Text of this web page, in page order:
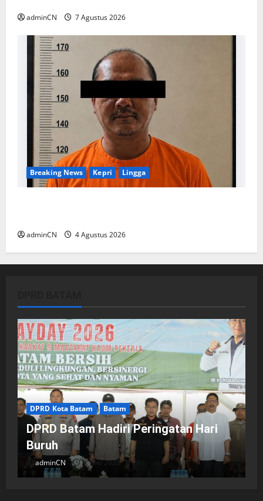
adminCN 7 Agustus 2026
Breaking News Kepri Lingga
adminCN 4 Agustus 2026
DPRD Kota Batam Batam
DPRD Batam Hadiri Peringatan Hari
Buruh
adminCN 2 Mei 2026